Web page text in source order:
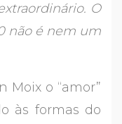
O
não é nem um
Moix o “amor”
às formas do